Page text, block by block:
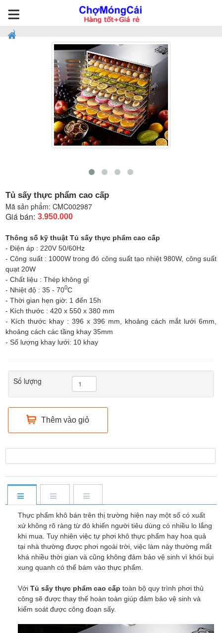
Tủ sấy thực phẩm cao cấp
Mã sản phẩm:CMC002987
Giá bán: 3.950.000
Thông số kỹ thuật Tủ sấy thực phẩm cao cấp
- Điện áp : 220V 50/60Hz
- Công suất : 1000W trong đó công suất tạo nhiệt 980W, công suất
quạt 20W
- Chất liệu : Thép không gỉ
- Nhiệt độ : 35 - 700C
- Thời gian hẹn giờ: 1 đến 15h
- Kích thước : 420 x 550 x 380 mm
- Kích thước khay : 396 x 396 mm, khoảng cách mắt lưới 6mm,
khoảng cách các tầng khay 35mm
- Số lượng khay lưới: 10 khay
Số lượng
Thêm vào giỏ
Thực phẩm khô bán trên thị trường hiện nay một số có xuất
xứ không rõ ràng từ đó khiến người tiêu dùng có nhiều lo lắng
khi mua. Tuy nhiên việc tự phơi khô thực phẩm hay hoa quả
tại nhà thường được phơi ngoài trời, việc làm này thường mất
khá nhiều thời gian và cũng không đảm bảo vệ sinh vì khói bụi
xung quanh có thể bám vào thực phẩm.
VớiTủ sấy thực phẩm cao cấp toàn bộ quy trình phơi thủ
công sẽ được thay thế hoàn toàn giúp đảm bảo vệ sinh và
kiểm soát được công đoạn sấy.